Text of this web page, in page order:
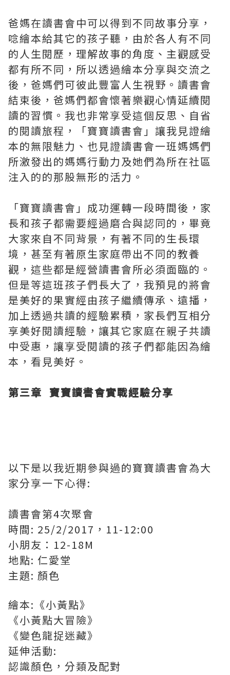
爸媽在讀書會中可以得到不同故事分享，
唸繪本給其它的孩子聽，由於各人有不同
的人生閱歷，理解故事的角度、主觀感受
都有所不同，所以透過繪本分享與交流之
後，爸媽們可彼此豐富人生視野。讀書會
結束後，爸媽們都會懷著樂觀心情延續閱
讀的習慣。我也非常享受這個反思、自省
的閱讀旅程，「寶寶讀書會」讓我見證繪
本的無限魅力、也見證讀書會一班媽媽們
所激發出的媽媽行動力及她們為所在社區
注入的的那股無形的活力。
「寶寶讀書會」成功運轉一段時間後，家
長和孩子都需要經過磨合與認同的，畢竟
大家來自不同背景，有著不同的生長環
境，甚至有著原生家庭帶出不同的教養
觀，這些都是經營讀書會所必須面臨的。
但是等這班孩子們長大了，我預見的將會
是美好的果實經由孩子繼續傳承、遠播，
加上透過共讀的經驗累積，家長們互相分
享美好閱讀經驗，讓其它家庭在親子共讀
中受惠，讓享受閱讀的孩子們都能因為繪
本，看見美好。
第三章 寶寶讀書會實戰經驗分享
以下是以我近期參與過的寶寶讀書會為大
家分享一下心得:
讀書會第4次聚會
時間: 25/2/2017，11-12:00
小朋友：12-18M
地點: 仁愛堂
主題: 顏色
繪本:《小黃點》
《小黃點大冒險》
《變色龍捉迷藏》
延伸活動:
認識顏色，分類及配對